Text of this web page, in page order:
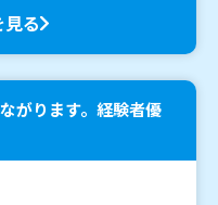
る
がります。経験者優